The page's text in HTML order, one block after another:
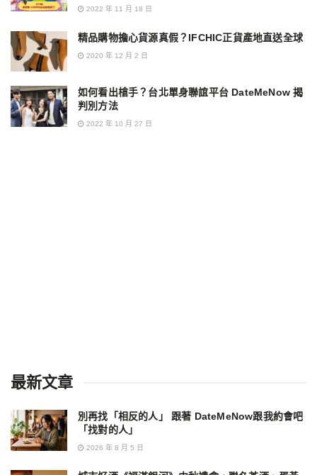
2022 年 11 月 18 日
精品購物擔心貨源真假？IFCHIC正貨產地直送全球
2020 年 12 月 2 日
如何看出槍手？台北單身聯誼平台 DateMeNow 揭
判別方法
2022 年 10 月 27 日
最新文章
別再找「相反的人」 跟著 DateMeNow跟我約會吧
「找對的人」
2026 年 8 月 5 日